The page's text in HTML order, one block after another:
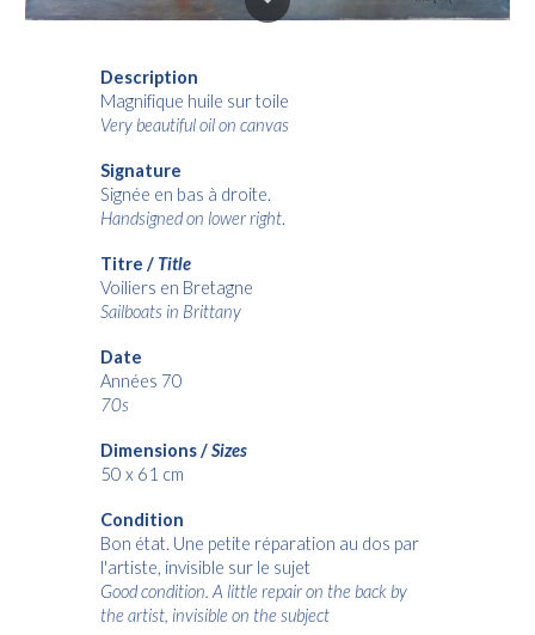
Description
Magnifique huile sur toile
Very beautiful oil on canvas
Signature
Signée en bas à droite.
Handsigned on lower right.
Titre / Title
Voiliers en Bretagne
Sailboats in Brittany
Date
Années 70
70s
Dimensions /Sizes
50 x 61 cm
Condition
Bon état. Une petite réparation au dos par
l'artiste, invisible sur le sujet
Good condition. A little repair on the back by
the artist, invisible on the subject